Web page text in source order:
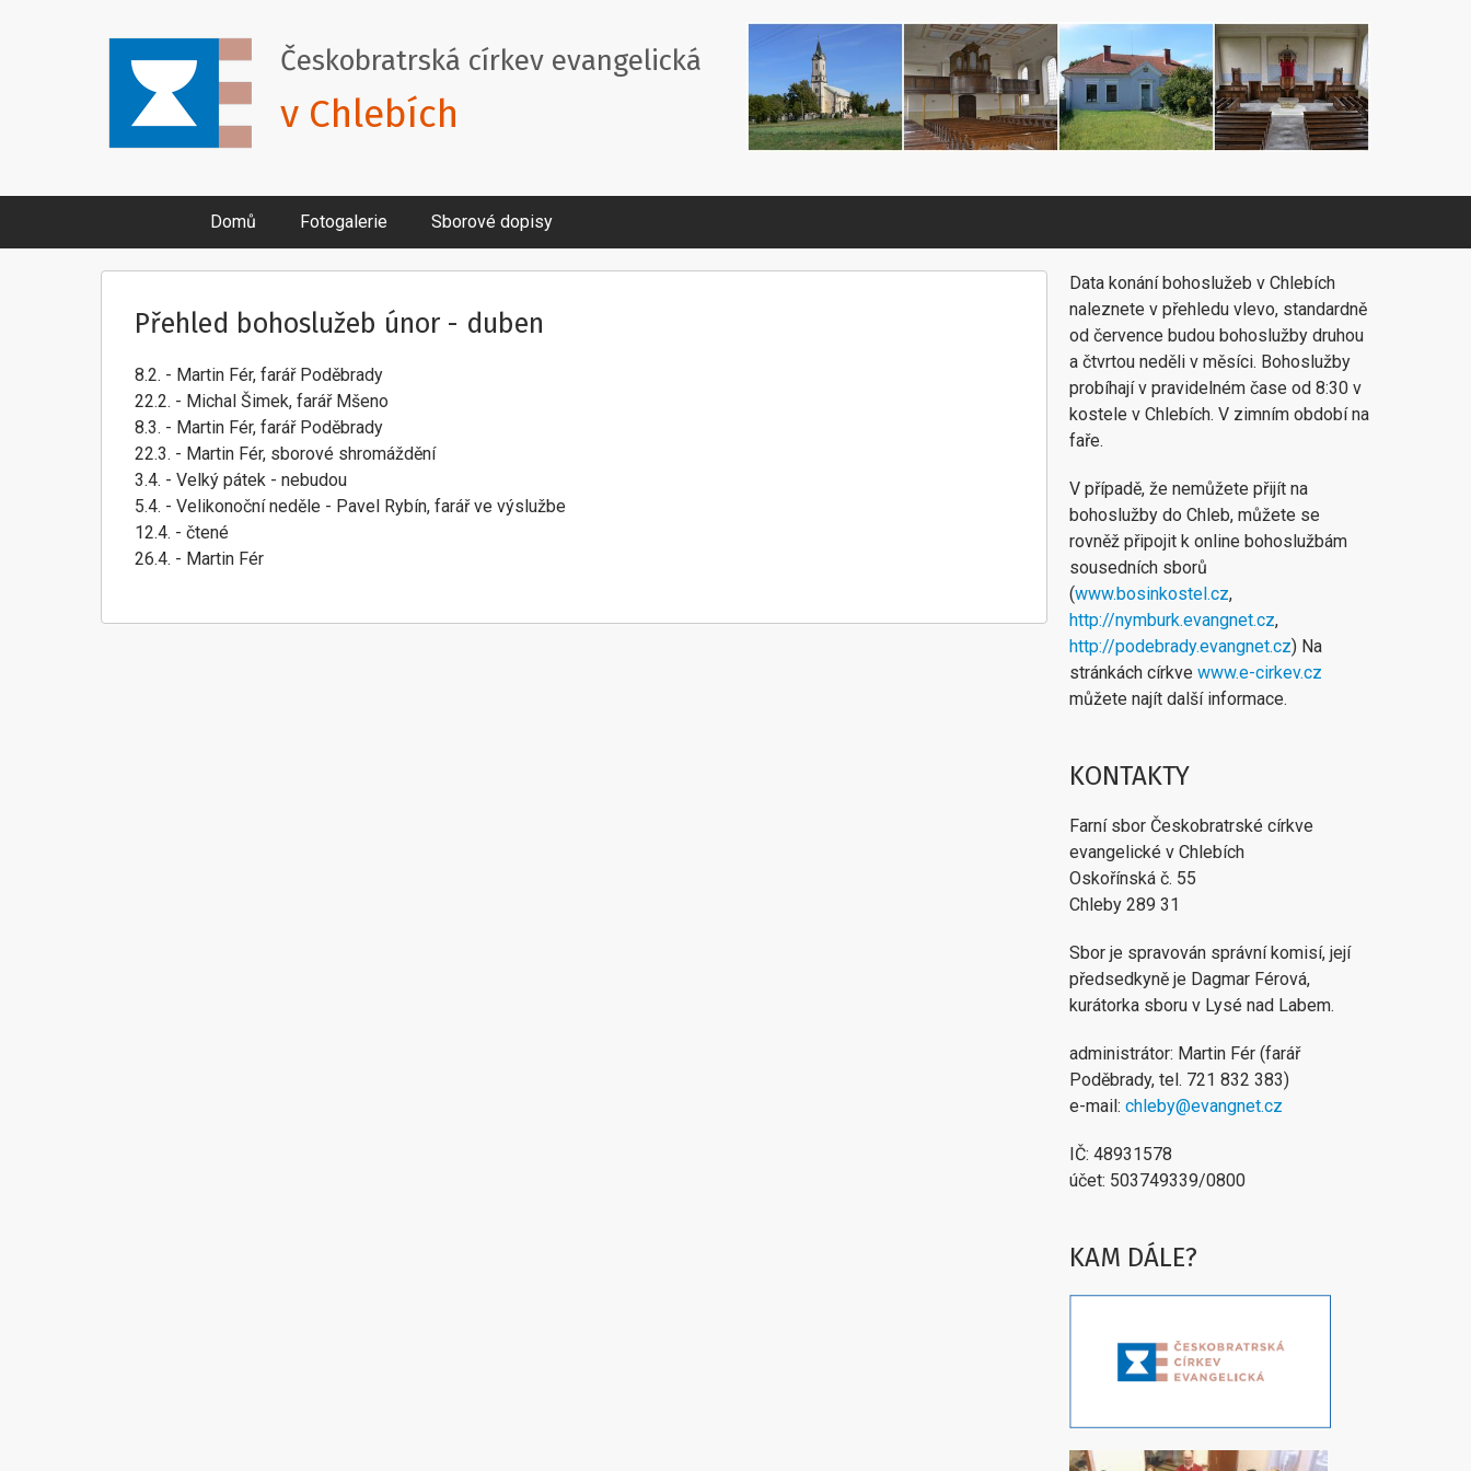
Domů Fotogalerie Sborové dopisy
Českobratrská církev evangelická
v Chlebích
Přehled bohoslužeb únor - duben
8.2. - Martin Fér, farář Poděbrady
22.2. - Michal Šimek, farář Mšeno
8.3. - Martin Fér, farář Poděbrady
22.3. - Martin Fér, sborové shromáždění
3.4. - Velký pátek - nebudou
5.4. - Velikonoční neděle - Pavel Rybín, farář ve výslužbe
12.4. - čtené
26.4. - Martin Fér
Data konání bohoslužeb v Chlebích
naleznete v přehledu vlevo, standardně
od července budou bohoslužby druhou
a čtvrtou neděli v měsíci. Bohoslužby
probíhají v pravidelném čase od 8:30 v
kostele v Chlebích. V zimním období na
faře.
V případě, že nemůžete přijít na
bohoslužby do Chleb, můžete se
rovněž připojit k online bohoslužbám
sousedních sborů
(www.bosinkostel.cz,
http://nymburk.evangnet.cz,
http://podebrady.evangnet.cz) Na
stránkách církve www.e-cirkev.cz
můžete najít další informace.
KONTAKTY
Farní sbor Českobratrské církve
evangelické v Chlebích
Oskořínská č. 55
Chleby 289 31
Sbor je spravován správní komisí, její
předsedkyně je Dagmar Férová,
kurátorka sboru v Lysé nad Labem.
administrátor: Martin Fér (farář
Poděbrady, tel. 721 832 383)
e-mail: chleby@evangnet.cz
IČ: 48931578
účet: 503749339/0800
KAM DÁLE?